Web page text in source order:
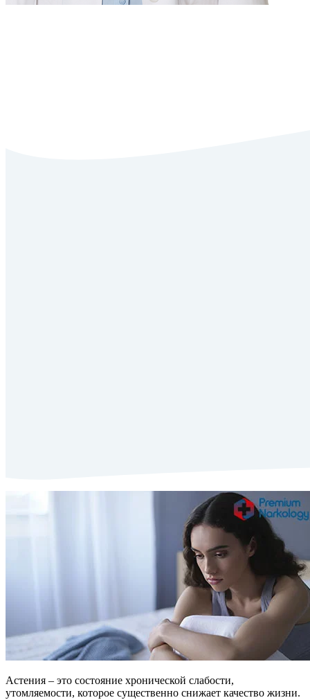
Астения – это состояние хронической слабости,
утомляемости, которое существенно снижает качество жизни.